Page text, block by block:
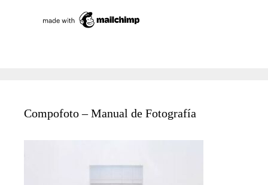
Compofoto – Manual de Fotografía